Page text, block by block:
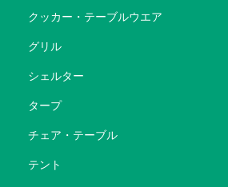
クッカー・テーブルウエア
グリル
シェルター
タープ
チェア・テーブル
テント